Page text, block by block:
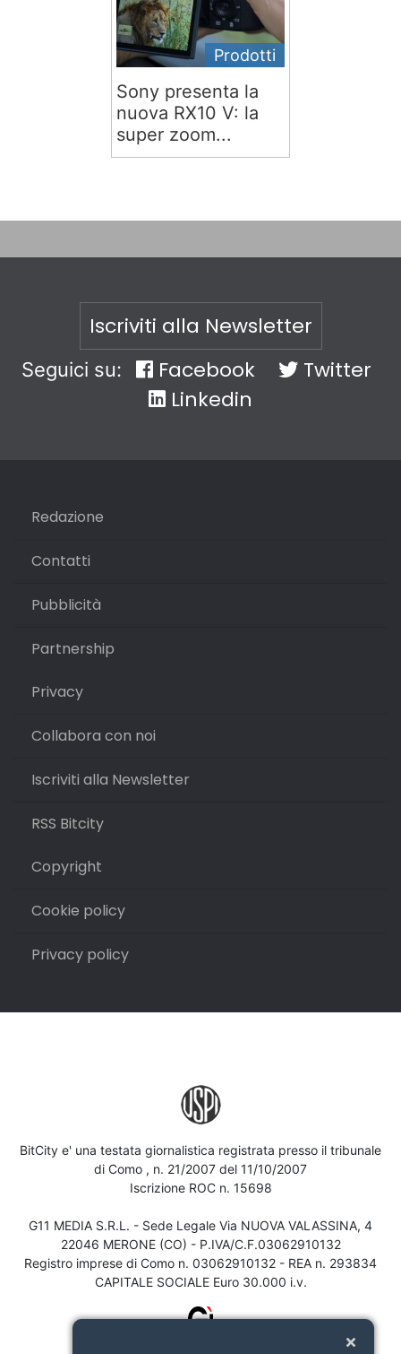
Prodotti
Sony presenta la
nuova RX10 V: la
super zoom...
Iscriviti alla Newsletter
Seguici su: Facebook
Twitter
Linkedin
Redazione
Contatti
Pubblicità
Partnership
Privacy
Collabora con noi
Iscriviti alla Newsletter
RSS Bitcity
Copyright
Cookie policy
Privacy policy
BitCity e' una testata giornalistica registrata presso il tribunale
di Como , n. 21/2007 del 11/10/2007
Iscrizione ROC n. 15698
G11 MEDIA S.R.L. - Sede Legale Via NUOVA VALASSINA, 4
22046 MERONE (CO) - P.IVA/C.F.03062910132
Registro imprese di Como n. 03062910132 - REA n. 293834
CAPITALE SOCIALE Euro 30.000 i.v.